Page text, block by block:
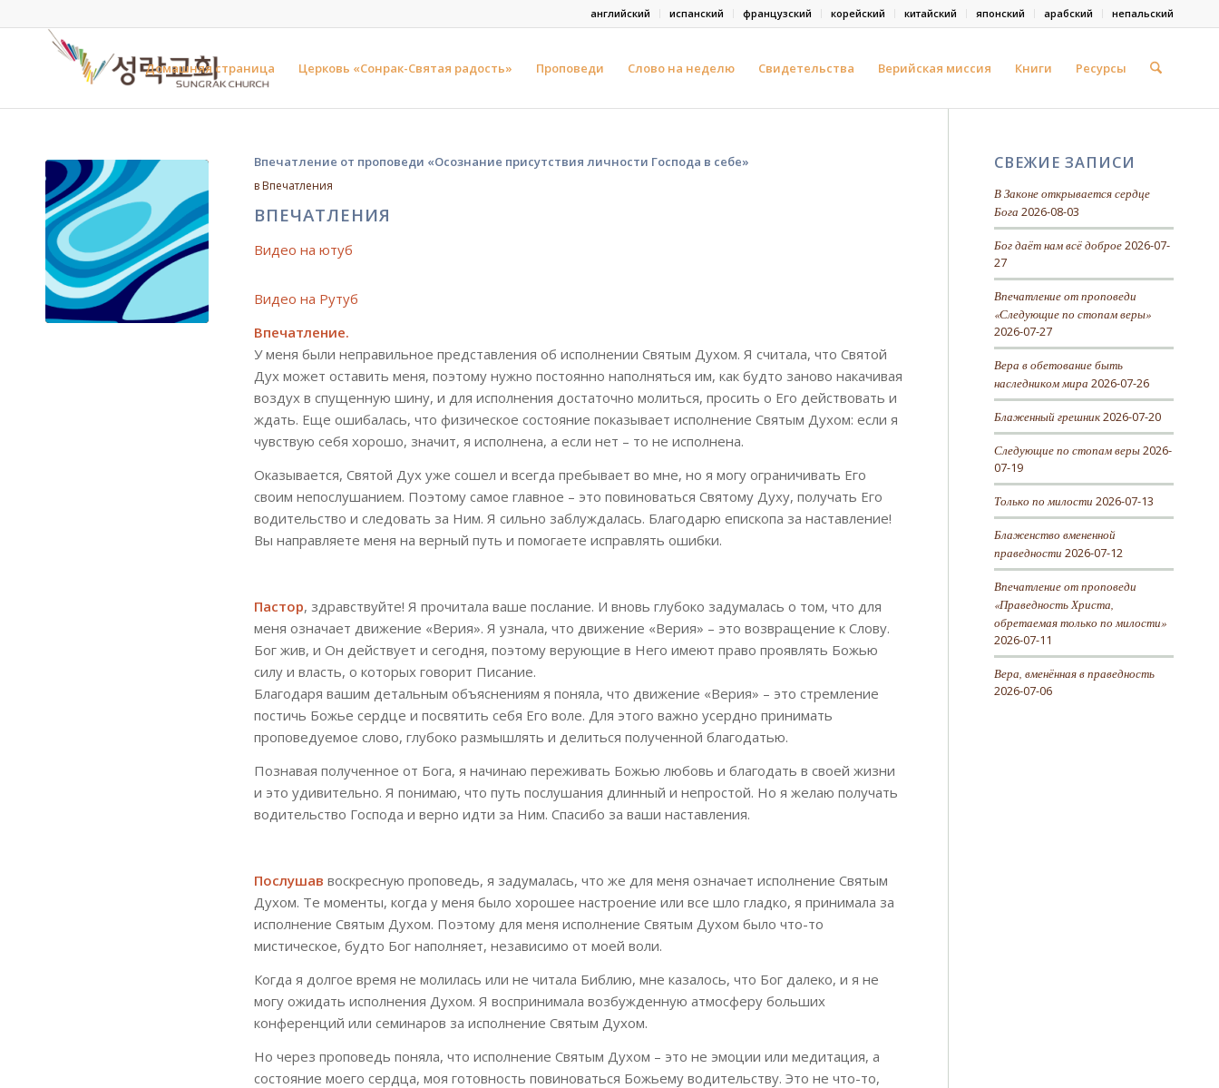
английский испанский французский корейский китайский японский арабский непальский
Домашняя страница Церковь «Сонрак-Святая радость» Проповеди Слово на неделю Свидетельства Верийская миссия Книги Ресурсы
Впечатление от проповеди «Осознание присутствия личности Господа в себе»
в Впечатления
ВПЕЧАТЛЕНИЯ
Видео на ютуб
Видео на Рутуб
Впечатление.
У меня были неправильное представления об исполнении Святым Духом. Я считала, что Святой
Дух может оставить меня, поэтому нужно постоянно наполняться им, как будто заново накачивая
воздух в спущенную шину, и для исполнения достаточно молиться, просить о Его действовать и
ждать. Еще ошибалась, что физическое состояние показывает исполнение Святым Духом: если я
чувствую себя хорошо, значит, я исполнена, а если нет – то не исполнена.
Оказывается, Святой Дух уже сошел и всегда пребывает во мне, но я могу ограничивать Его
своим непослушанием. Поэтому самое главное – это повиноваться Святому Духу, получать Его
водительство и следовать за Ним. Я сильно заблуждалась. Благодарю епископа за наставление!
Вы направляете меня на верный путь и помогаете исправлять ошибки.
Пастор, здравствуйте! Я прочитала ваше послание. И вновь глубоко задумалась о том, что для
меня означает движение «Верия». Я узнала, что движение «Верия» – это возвращение к Слову.
Бог жив, и Он действует и сегодня, поэтому верующие в Него имеют право проявлять Божью
силу и власть, о которых говорит Писание.
Благодаря вашим детальным объяснениям я поняла, что движение «Верия» – это стремление
постичь Божье сердце и посвятить себя Его воле. Для этого важно усердно принимать
проповедуемое слово, глубоко размышлять и делиться полученной благодатью.
Познавая полученное от Бога, я начинаю переживать Божью любовь и благодать в своей жизни
и это удивительно. Я понимаю, что путь послушания длинный и непростой. Но я желаю получать
водительство Господа и верно идти за Ним. Спасибо за ваши наставления.
Послушав воскресную проповедь, я задумалась, что же для меня означает исполнение Святым
Духом. Те моменты, когда у меня было хорошее настроение или все шло гладко, я принимала за
исполнение Святым Духом. Поэтому для меня исполнение Святым Духом было что-то
мистическое, будто Бог наполняет, независимо от моей воли.
Когда я долгое время не молилась или не читала Библию, мне казалось, что Бог далеко, и я не
могу ожидать исполнения Духом. Я воспринимала возбужденную атмосферу больших
конференций или семинаров за исполнение Святым Духом.
Но через проповедь поняла, что исполнение Святым Духом – это не эмоции или медитация, а
состояние моего сердца, моя готовность повиноваться Божьему водительству. Это не что-то,
СВЕЖИЕ ЗАПИСИ
В Законе открывается сердце
Бога 2026-08-03
Бог даёт нам всё доброе2026-07-
27
Впечатление от проповеди
«Следующие по стопам веры»
2026-07-27
Вера в обетование быть
наследником мира 2026-07-26
Блаженный грешник2026-07-20
Следующие по стопам веры2026-
07-19
Только по милости 2026-07-13
Блаженство вмененной
праведности 2026-07-12
Впечатление от проповеди
«Праведность Христа,
обретаемая только по милости»
2026-07-11
Вера, вменённая в праведность
2026-07-06